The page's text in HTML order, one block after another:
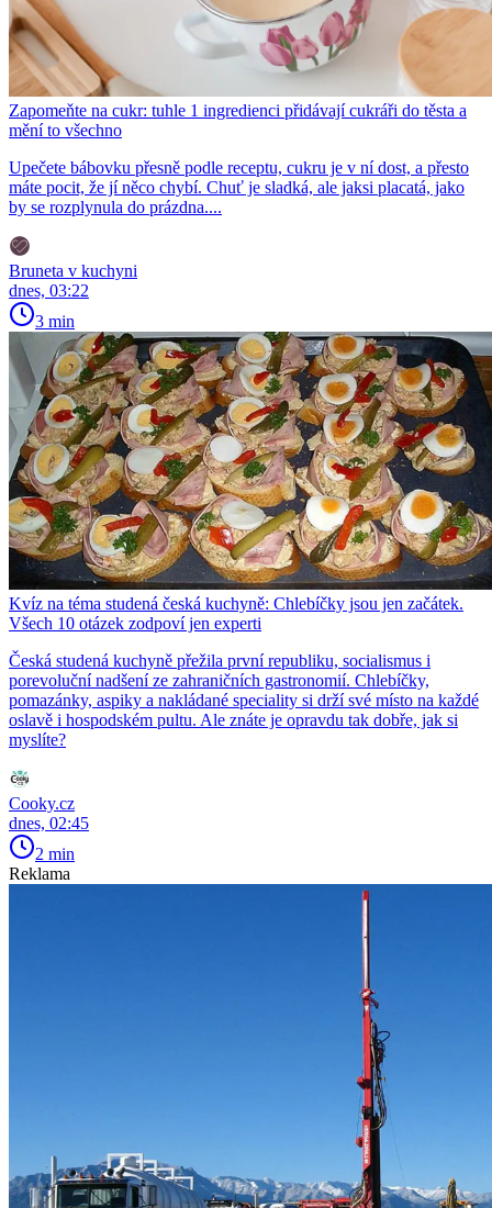
Zapomeňte na cukr: tuhle 1 ingredienci přidávají cukráři do těsta a
mění to všechno
Upečete bábovku přesně podle receptu, cukru je v ní dost, a přesto
máte pocit, že jí něco chybí. Chuť je sladká, ale jaksi placatá, jako
by se rozplynula do prázdna....
Bruneta v kuchyni
dnes, 03:22
3 min
Kvíz na téma studená česká kuchyně: Chlebíčky jsou jen začátek.
Všech 10 otázek zodpoví jen experti
Česká studená kuchyně přežila první republiku, socialismus i
porevoluční nadšení ze zahraničních gastronomií. Chlebíčky,
pomazánky, aspiky a nakládané speciality si drží své místo na každé
oslavě i hospodském pultu. Ale znáte je opravdu tak dobře, jak si
myslíte?
Cooky.cz
dnes, 02:45
2 min
Reklama